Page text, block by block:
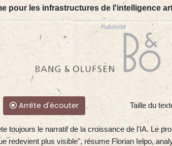
pour les infrastructures de l'intelligence
Publicité
Arrête d'écouter Taille du
toujours le narratif de la croissance de l'IA. Le
redevient plus visible", résume Florian Ielpo,